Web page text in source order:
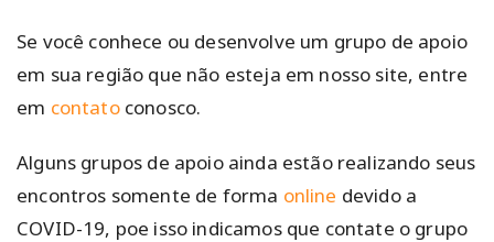
Se você conhece ou desenvolve um grupo de apoio
em sua região que não esteja em nosso site, entre
em contatoconosco.
Alguns grupos de apoio ainda estão realizando seus
encontros somente de forma online devido a
COVID-19, poe isso indicamos que contate o grupo